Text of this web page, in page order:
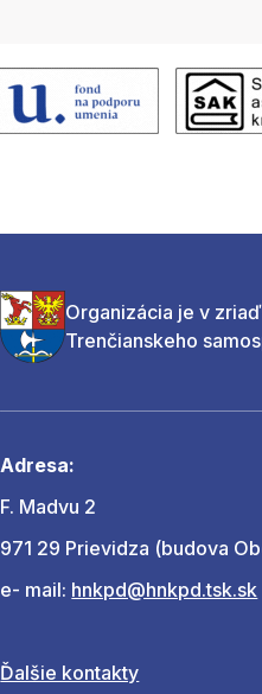
Organizácia je v
Trenčianskeho
Adresa:
F. Madvu 2
971 29 Prievidza (budova
e- mail: hnkpd@hnkpd.tsk.sk
Ďalšie kontakty